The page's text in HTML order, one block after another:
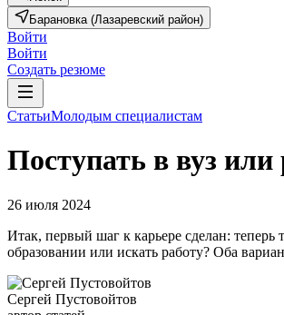
Барановка (Лазаревский район)
Войти
Войти
Создать резюме
СтатьиМолодым специалистам
Поступать в вуз
26 июля 2024
Итак, первый шаг к карьере сделан:
образовании или искать работу? Оба
Сергей Пустовойтов